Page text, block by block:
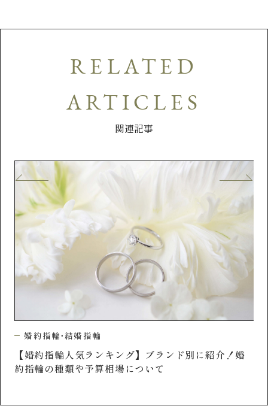
関連記事
RELATED
ARTICLES
婚約指輪・結婚指輪
婚約指輪はいる？いらない？実際に婚約指輪をもら
った方の声や相場もご紹介